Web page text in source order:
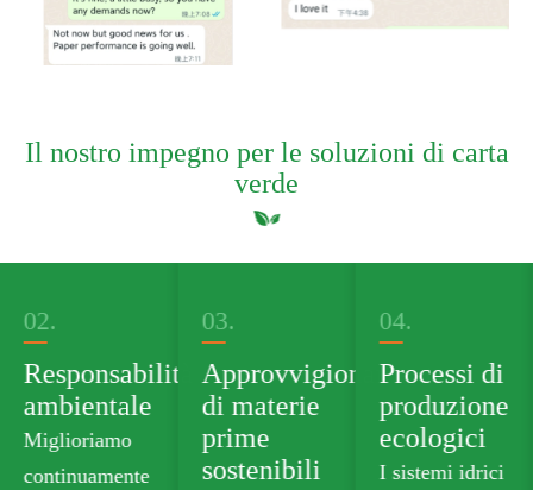
Il nostro impegno per le soluzioni di carta
verde
03.
Approvvigionamento
di materie
prime
sostenibili
04.
Processi di
produzione
ecologici
I sistemi idrici
05.
Portafoglio
di prodotti
verdi
Forniamo